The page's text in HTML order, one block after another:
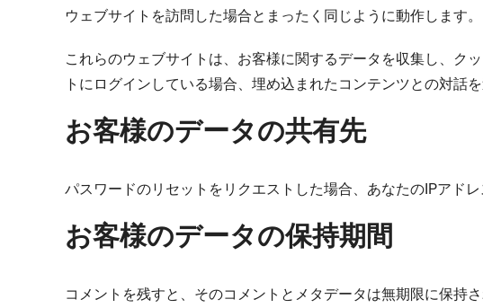
ウェブサイトを訪問した場合とまったく同じように動作します。
これらのウェブサイトは、お客様に関するデータを収集し、ク
トにログインしている場合、埋め込まれたコンテンツとの対話
お客様のデータの共有先
パスワードのリセットをリクエストした場合、あなたのIPアド
お客様のデータの保持期間
コメントを残すと、そのコメントとメタデータは無期限に保持